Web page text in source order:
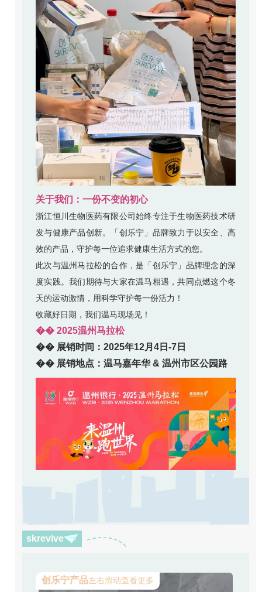
关于我们：一份不变的初心
浙江恒川生物医药有限公司始终专注于生物医药技术研
发与健康产品创新。「创乐宁」品牌致力于以安全、高
效的产品，守护每一位追求健康生活方式的您。
此次与温州马拉松的合作，是「创乐宁」品牌理念的深
度实践。我们期待与大家在温马相遇，共同点燃这个冬
天的运动激情，用科学守护每一份活力！
收藏好日期，我们温马现场见！
�� 2025温州马拉松
�� 展销时间：2025年12月4日-7日
�� 展销地点：温马嘉年华 & 温州市区公园路
skrevive
创乐宁产品左右滑动查看更多